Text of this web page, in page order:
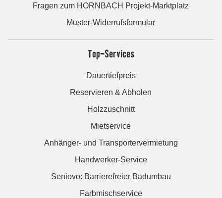
Fragen zum HORNBACH Projekt-Marktplatz
Muster-Widerrufsformular
Top-Services
Dauertiefpreis
Reservieren & Abholen
Holzzuschnitt
Mietservice
Anhänger- und Transportervermietung
Handwerker-Service
Seniovo: Barrierefreier Badumbau
Farbmischservice